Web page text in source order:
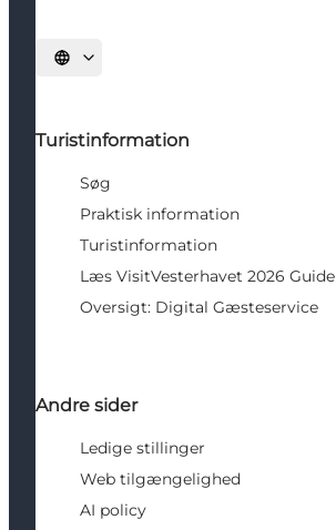
Vælg sprog
Turistinformation
Søg
Praktisk information
Turistinformation
Læs VisitVesterhavet 2026 Guide
Oversigt: Digital Gæsteservice
Andre sider
Ledige stillinger
Web tilgængelighed
AI policy